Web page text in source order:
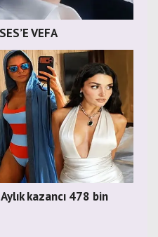
VEFA
kazancı 478 bin